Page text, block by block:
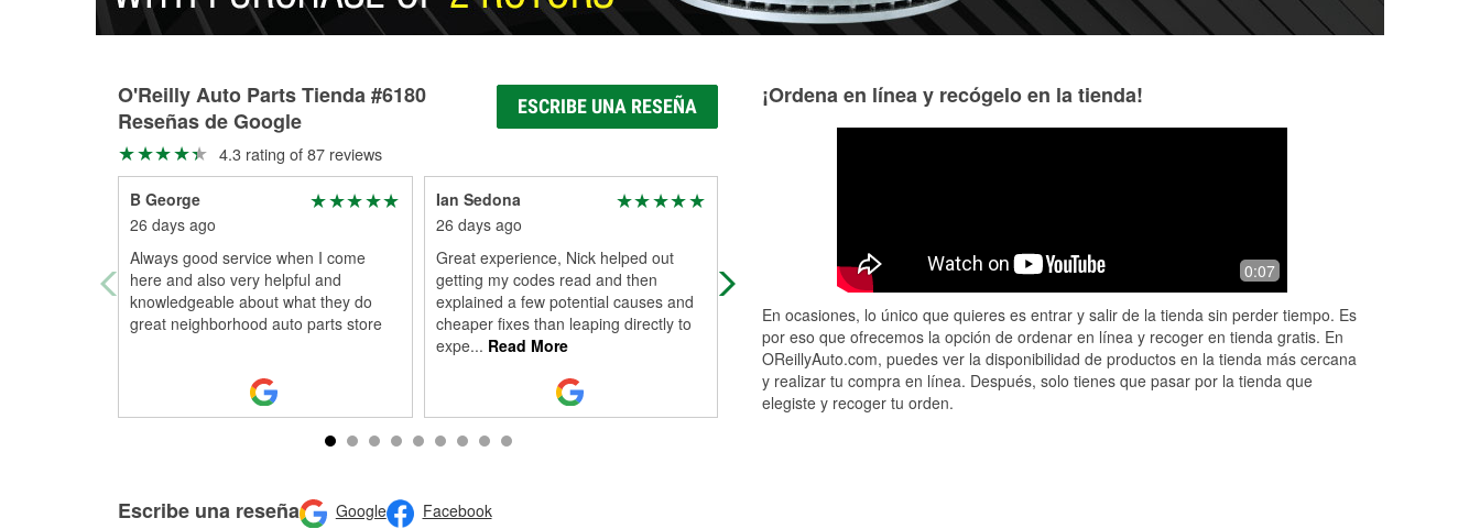
O'Reilly Auto Parts Tienda #6180
Reseñas de Google
ESCRIBE UNA RESEÑA
4.3 rating of 87 reviews
B George
26 days ago
Always good service when I come
here and also very helpful and
knowledgeable about what they do
great neighborhood auto parts store
Ian Sedona
26 days ago
Great experience, Nick helped out
getting my codes read and then
explained a few potential causes and
cheaper fixes than leaping directly to
expe... Read More
A few weeks ago my car battery died,
and I was having a full-on meltdown. I
manage a very distressed (and,...
Read More
Nick is wonderful and very helpful! I
would definitely come back.
Escribe una reseña Google Facebook
¡Ordena en línea y recógelo en la tienda!
0:07
En ocasiones, lo único que quieres es entrar y salir de la tienda sin perder tiempo. Es
por eso que ofrecemos la opción de ordenar en línea y recoger en tienda gratis. En
OReillyAuto.com, puedes ver la disponibilidad de productos en la tienda más cercana
y realizar tu compra en línea. Después, solo tienes que pasar por la tienda que
elegiste y recoger tu orden.